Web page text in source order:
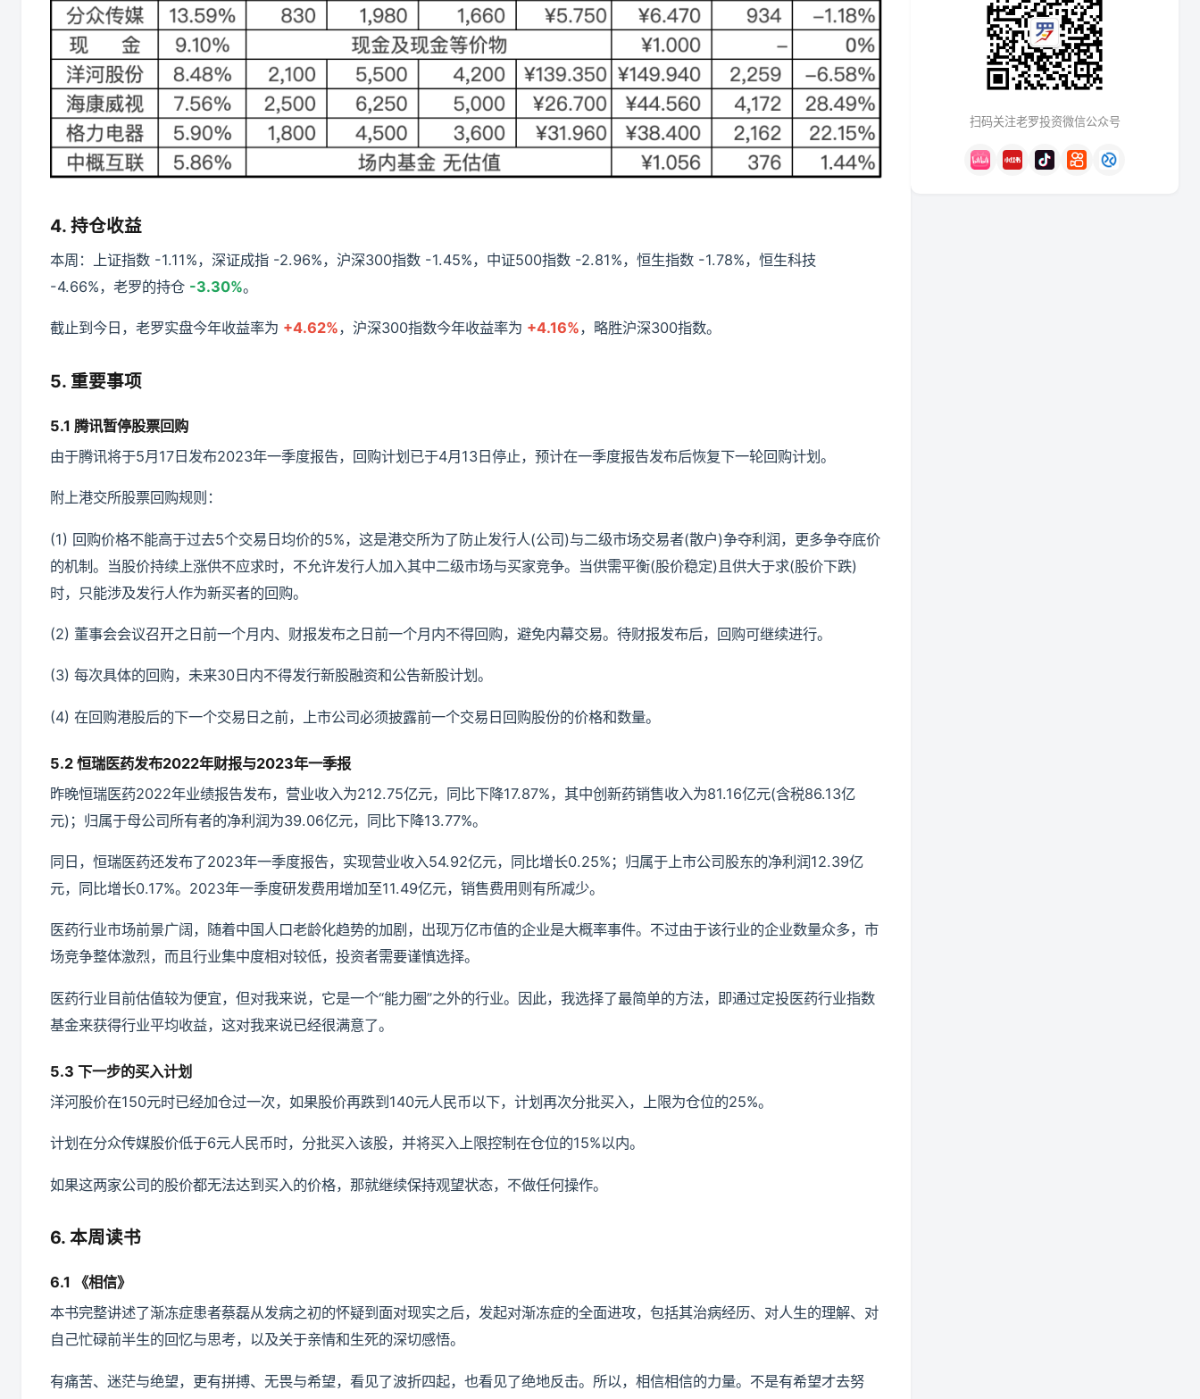
4. 持仓收益
本周：上证指数 -1.11%，深证成指 -2.96%，沪深300指数 -1.45%，中证500指数 -2.81%，恒生指数 -1.78%，恒生科技
-4.66%，老罗的持仓 -3.30%。
截止到今日，老罗实盘今年收益率为 +4.62% ，沪深300指数今年收益率为 +4.16% ，略胜沪深300指数。
5. 重要事项
5.1 腾讯暂停股票回购
由于腾讯将于5月17日发布2023年一季度报告，回购计划已于4月13日停止，预计在一季度报告发布后恢复下一轮回购计划。
附上港交所股票回购规则：
(1) 回购价格不能高于过去5个交易日均价的5%，这是港交所为了防止发行人(公司)与二级市场交易者(散户)争夺利润，更多争夺底价
的机制。当股价持续上涨供不应求时，不允许发行人加入其中二级市场与买家竞争。当供需平衡(股价稳定)且供大于求(股价下跌)
时，只能涉及发行人作为新买者的回购。
(2) 董事会会议召开之日前一个月内、财报发布之日前一个月内不得回购，避免内幕交易。待财报发布后，回购可继续进行。
(3) 每次具体的回购，未来30日内不得发行新股融资和公告新股计划。
(4) 在回购港股后的下一个交易日之前，上市公司必须披露前一个交易日回购股份的价格和数量。
5.2 恒瑞医药发布2022年财报与2023年一季报
昨晚恒瑞医药2022年业绩报告发布，营业收入为212.75亿元，同比下降17.87%，其中创新药销售收入为81.16亿元(含税86.13亿
元)；归属于母公司所有者的净利润为39.06亿元，同比下降13.77%。
同日，恒瑞医药还发布了2023年一季度报告，实现营业收入54.92亿元，同比增长0.25%；归属于上市公司股东的净利润12.39亿
元，同比增长0.17%。2023年一季度研发费用增加至11.49亿元，销售费用则有所减少。
医药行业市场前景广阔，随着中国人口老龄化趋势的加剧，出现万亿市值的企业是大概率事件。不过由于该行业的企业数量众多，市
场竞争整体激烈，而且行业集中度相对较低，投资者需要谨慎选择。
医药行业目前估值较为便宜，但对我来说，它是一个“能力圈”之外的行业。因此，我选择了最简单的方法，即通过定投医药行业指数
基金来获得行业平均收益，这对我来说已经很满意了。
5.3 下一步的买入计划
洋河股价在150元时已经加仓过一次，如果股价再跌到140元人民币以下，计划再次分批买入，上限为仓位的25%。
计划在分众传媒股价低于6元人民币时，分批买入该股，并将买入上限控制在仓位的15%以内。
如果这两家公司的股价都无法达到买入的价格，那就继续保持观望状态，不做任何操作。
6. 本周读书
6.1 《相信》
本书完整讲述了渐冻症患者蔡磊从发病之初的怀疑到面对现实之后，发起对渐冻症的全面进攻，包括其治病经历、对人生的理解、对
自己忙碌前半生的回忆与思考，以及关于亲情和生死的深切感悟。
有痛苦、迷茫与绝望，更有拼搏、无畏与希望，看见了波折四起，也看见了绝地反击。所以，相信相信的力量。不是有希望才去努
扫码关注老罗投资微信公众号